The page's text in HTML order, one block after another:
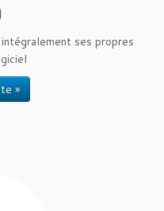
ses propres
»